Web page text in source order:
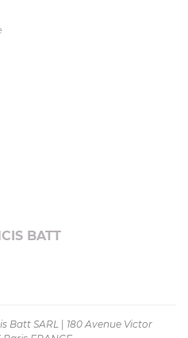
BATT
Batt SARL
180 Avenue Victor